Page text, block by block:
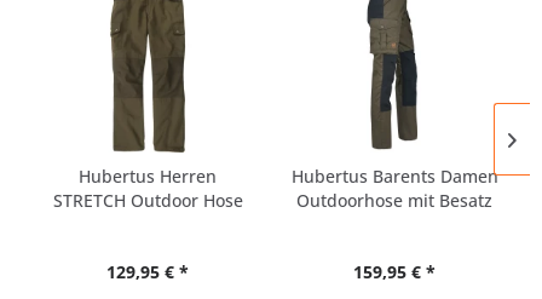
Hubertus Herren
STRETCH Outdoor Hose
129,95 € *
Hubertus Barents Damen
Outdoorhose mit Besatz
159,95 € *